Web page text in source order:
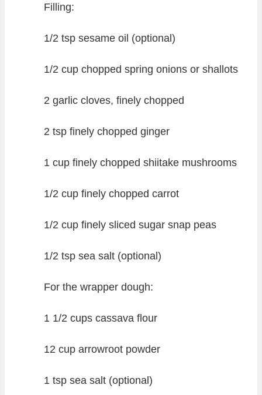
Filling:
1/2 tsp sesame oil (optional)
1/2 cup chopped spring onions or shallots
2 garlic cloves, finely chopped
2 tsp finely chopped ginger
1 cup finely chopped shiitake mushrooms
1/2 cup finely chopped carrot
1/2 cup finely sliced sugar snap peas
1/2 tsp sea salt (optional)
For the wrapper dough:
1 1/2 cups cassava flour
12 cup arrowroot powder
1 tsp sea salt (optional)